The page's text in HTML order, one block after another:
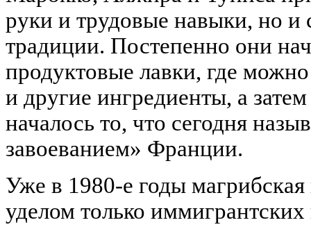
руки и трудовые навыки, но и
традиции. Постепенно они
продуктовые лавки, где
и другие ингредиенты, а
началось то, что сегодня
завоеванием» Франции.
Уже в 1980-е годы магрибская
уделом только